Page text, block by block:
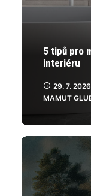
5 tipů pro
interiéru
29. 7. 2026
MAMUT